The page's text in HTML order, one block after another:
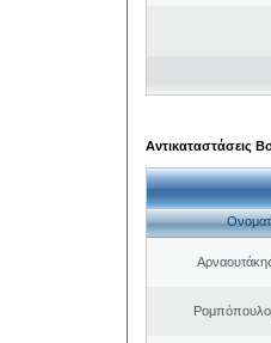
Αντικαταστάσεις